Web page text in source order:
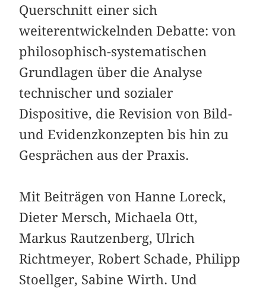
Querschnitt einer sich
weiterentwickelnden Debatte: von
philosophisch-systematischen
Grundlagen über die Analyse
technischer und sozialer
Dispositive, die Revision von Bild-
und Evidenzkonzepten bis hin zu
Gesprächen aus der Praxis.
Mit Beiträgen von Hanne Loreck,
Dieter Mersch, Michaela Ott,
Markus Rautzenberg, Ulrich
Richtmeyer, Robert Schade, Philipp
Stoellger, Sabine Wirth. Und